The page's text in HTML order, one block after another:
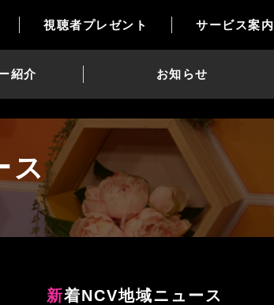
視聴者プレゼント サービス案内
紹介 お知らせ
ス
新着NCV地域ニュース